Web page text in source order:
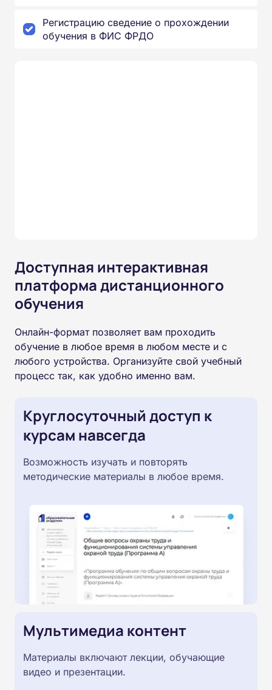
Регистрацию сведение о прохождении
обучения в ФИС ФРДО
Доступная интерактивная
платформа дистанционного
обучения
Онлайн-формат позволяет вам проходить
обучение в любое время в любом месте и с
любого устройства. Организуйте свой учебный
процесс так, как удобно именно вам.
Круглосуточный доступ к
курсам навсегда
Возможность изучать и повторять
методические материалы в любое время.
Мультимедиа контент
Материалы включают лекции, обучающие
видео и презентации.